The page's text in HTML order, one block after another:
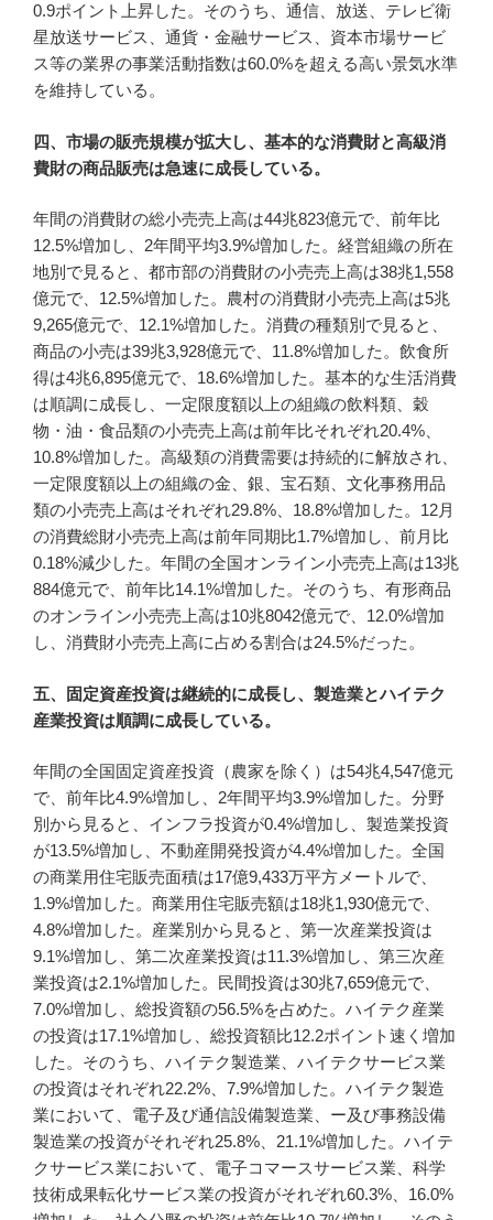
0.9ポイント上昇した。そのうち、通信、放送、テレビ衛
星放送サービス、通貨・金融サービス、資本市場サービ
ス等の業界の事業活動指数は60.0%を超える高い景気水準
を維持している。
四、市場の販売規模が拡大し、基本的な消費財と高級消
費財の商品販売は急速に成長している。
年間の消費財の総小売売上高は44兆823億元で、前年比
12.5%増加し、2年間平均3.9%増加した。経営組織の所在
地別で見ると、都市部の消費財の小売売上高は38兆1,558
億元で、12.5%増加した。農村の消費財小売売上高は5兆
9,265億元で、12.1%増加した。消費の種類別で見ると、
商品の小売は39兆3,928億元で、11.8%増加した。飲食所
得は4兆6,895億元で、18.6%増加した。基本的な生活消費
は順調に成長し、一定限度額以上の組織の飲料類、穀
物・油・食品類の小売売上高は前年比それぞれ20.4%、
10.8%増加した。高級類の消費需要は持続的に解放され、
一定限度額以上の組織の金、銀、宝石類、文化事務用品
類の小売売上高はそれぞれ29.8%、18.8%増加した。12月
の消費総財小売売上高は前年同期比1.7%増加し、前月比
0.18%減少した。年間の全国オンライン小売売上高は13兆
884億元で、前年比14.1%増加した。そのうち、有形商品
のオンライン小売売上高は10兆8042億元で、12.0%増加
し、消費財小売売上高に占める割合は24.5%だった。
五、固定資産投資は継続的に成長し、製造業とハイテク
産業投資は順調に成長している。
年間の全国固定資産投資（農家を除く）は54兆4,547億元
で、前年比4.9%増加し、2年間平均3.9%増加した。分野
別から見ると、インフラ投資が0.4%増加し、製造業投資
が13.5%増加し、不動産開発投資が4.4%増加した。全国
の商業用住宅販売面積は17億9,433万平方メートルで、
1.9%増加した。商業用住宅販売額は18兆1,930億元で、
4.8%増加した。産業別から見ると、第一次産業投資は
9.1%増加し、第二次産業投資は11.3%増加し、第三次産
業投資は2.1%増加した。民間投資は30兆7,659億元で、
7.0%増加し、総投資額の56.5%を占めた。ハイテク産業
の投資は17.1%増加し、総投資額比12.2ポイント速く増加
した。そのうち、ハイテク製造業、ハイテクサービス業
の投資はそれぞれ22.2%、7.9%増加した。ハイテク製造
業において、電子及び通信設備製造業、ー及び事務設備
製造業の投資がそれぞれ25.8%、21.1%増加した。ハイテ
クサービス業において、電子コマースサービス業、科学
技術成果転化サービス業の投資がそれぞれ60.3%、16.0%